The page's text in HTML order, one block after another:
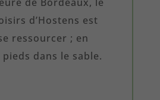
d’Hostens est
ressourcer ; en
dans le sable.